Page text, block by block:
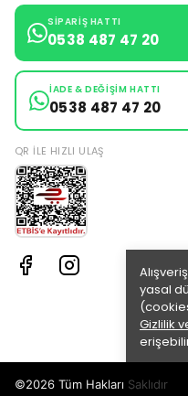
yasal
Gizlilik
SIPARIŞ HATTI
0538 487 47 20
İADE & DEĞIŞIM HATTI
0538 487 47 20
QR ILE HIZLI ULAŞ
©2026 Tüm Hakları Saklıdır